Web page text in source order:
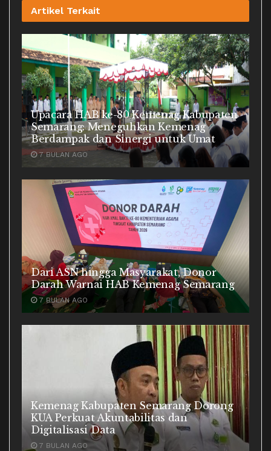
Artikel Terkait
Upacara HAB ke-80 Kemenag Kabupaten
Semarang: Meneguhkan Kemenag
Berdampak dan Sinergi untuk Umat
7 BULAN AGO
Dari ASN hingga Masyarakat, Donor
Darah Warnai HAB Kemenag Semarang
7 BULAN AGO
Kemenag Kabupaten Semarang Dorong
KUA Perkuat Akuntabilitas dan
Digitalisasi Data
7 BULAN AGO